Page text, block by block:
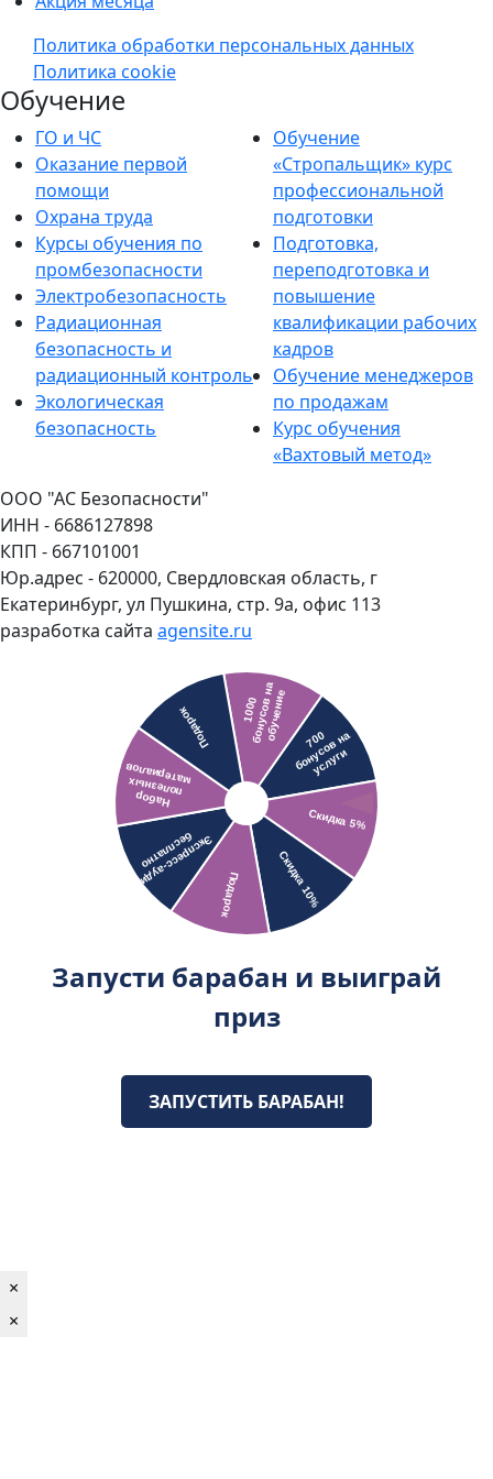
Политика обработки персональных данных
Политика cookie
Обучение
ГО и ЧС
Оказание первой
помощи
Охрана труда
Курсы обучения по
промбезопасности
Электробезопасность
Радиационная
безопасность и
радиационный контроль
Экологическая
безопасность
Обучение
«Стропальщик» курс
профессиональной
подготовки
Подготовка,
переподготовка и
повышение
квалификации рабочих
кадров
Обучение менеджеров
по продажам
Курс обучения
«Вахтовый метод»
ООО "АС Безопасности"
ИНН - 6686127898
КПП - 667101001
Юр.адрес - 620000, Свердловская область, г
Екатеринбург, ул Пушкина, стр. 9а, офис 113
разработка сайта agensite.ru
Запусти барабан и выиграй
приз
ЗАПУСТИТЬ БАРАБАН!
×
×